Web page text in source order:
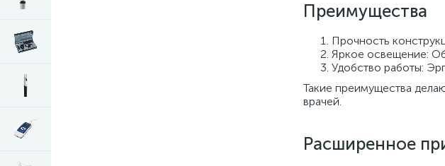
Преимущества
Прочность
Яркое освещение:
Удобство работы:
Такие преимущества
врачей.
Расширенное